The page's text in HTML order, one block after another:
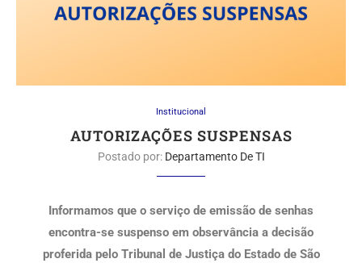
Institucional
AUTORIZAÇÕES SUSPENSAS
Postado por: Departamento De TI
Informamos que o serviço de emissão de senhas
encontra-se suspenso em observância a decisão
proferida pelo Tribunal de Justiça do Estado de São